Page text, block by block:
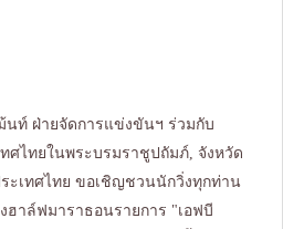
นท์ ฝ่ายจัดการแข่งขันฯ ร่วมกับ
ศไทยในพระบรมราชูปถัมภ์, จังหวัด
ะเทศไทย ขอเชิญชวนนักวิ่งทุกท่าน
ฮาล์ฟมาราธอนรายการ "เอฟบี